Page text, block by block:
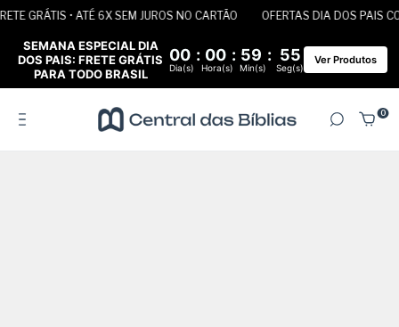
GRÁTIS • ATÉ 6X SEM JUROS NO CARTÃO OFERTAS DIA DOS PAIS
SEMANA ESPECIAL DIA
DOS PAIS: FRETE GRÁTIS
PARA TODO BRASIL
00 : 00 : 59 : 55
Dia(s) Hora(s) Min(s) Seg(s)
Ver Produtos
0